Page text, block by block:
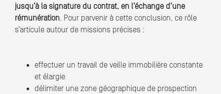
jusqu’à la signature du contrat, en l’échange d’une
rémunération. Pour parvenir à cette conclusion, ce rôle
s’articule autour de missions précises :
effectuer un travail de veille immobilière constante
et élargie
délimiter une zone géographique de prospection